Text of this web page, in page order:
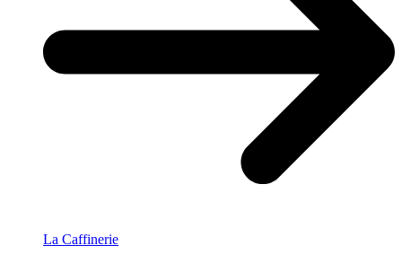
La Caffinerie